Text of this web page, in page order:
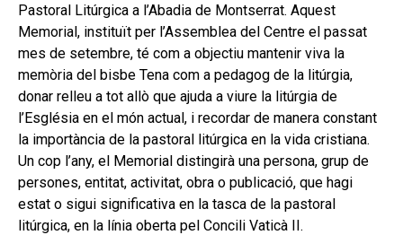
Pastoral Litúrgica a l’Abadia de Montserrat. Aquest
Memorial, instituït per l’Assemblea del Centre el passat
mes de setembre, té com a objectiu mantenir viva la
memòria del bisbe Tena com a pedagog de la litúrgia,
donar relleu a tot allò que ajuda a viure la litúrgia de
l’Església en el món actual, i recordar de manera constant
la importància de la pastoral litúrgica en la vida cristiana.
Un cop l’any, el Memorial distingirà una persona, grup de
persones, entitat, activitat, obra o publicació, que hagi
estat o sigui significativa en la tasca de la pastoral
litúrgica, en la línia oberta pel Concili Vaticà II.